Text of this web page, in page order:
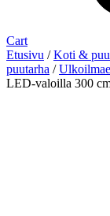
Cart
Etusivu /Koti &
puutarha /
LED-valoilla 300